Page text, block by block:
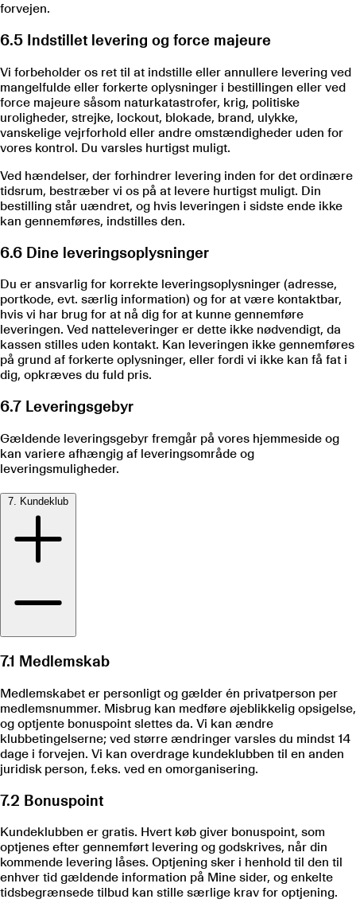
forvejen.
6.5 Indstillet levering og force majeure
Vi forbeholder os ret til at indstille eller annullere levering ved
mangelfulde eller forkerte oplysninger i bestillingen eller ved
force majeure såsom naturkatastrofer, krig, politiske
uroligheder, strejke, lockout, blokade, brand, ulykke,
vanskelige vejrforhold eller andre omstændigheder uden for
vores kontrol. Du varsles hurtigst muligt.
Ved hændelser, der forhindrer levering inden for det ordinære
tidsrum, bestræber vi os på at levere hurtigst muligt. Din
bestilling står uændret, og hvis leveringen i sidste ende ikke
kan gennemføres, indstilles den.
6.6 Dine leveringsoplysninger
Du er ansvarlig for korrekte leveringsoplysninger (adresse,
portkode, evt. særlig information) og for at være kontaktbar,
hvis vi har brug for at nå dig for at kunne gennemføre
leveringen. Ved natteleveringer er dette ikke nødvendigt, da
kassen stilles uden kontakt. Kan leveringen ikke gennemføres
på grund af forkerte oplysninger, eller fordi vi ikke kan få fat i
dig, opkræves du fuld pris.
6.7 Leveringsgebyr
Gældende leveringsgebyr fremgår på vores hjemmeside og
kan variere afhængig af leveringsområde og
leveringsmuligheder.
7.1 Medlemskab
Medlemskabet er personligt og gælder én privatperson per
medlemsnummer. Misbrug kan medføre øjeblikkelig opsigelse,
og optjente bonuspoint slettes da. Vi kan ændre
klubbetingelserne; ved større ændringer varsles du mindst 14
dage i forvejen. Vi kan overdrage kundeklubben til en anden
juridisk person, f.eks. ved en omorganisering.
7.2 Bonuspoint
Kundeklubben er gratis. Hvert køb giver bonuspoint, som
optjenes efter gennemført levering og godskrives, når din
kommende levering låses. Optjening sker i henhold til den til
enhver tid gældende information på Mine sider, og enkelte
tidsbegrænsede tilbud kan stille særlige krav for optjening.